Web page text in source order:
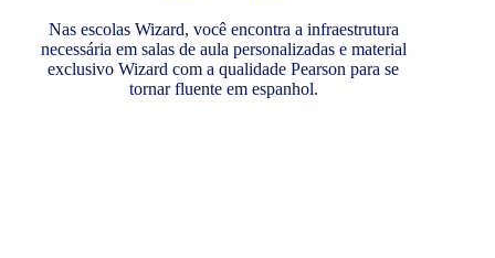
Nas escolas Wizard, você encontra a infraestrutura
necessária em salas de aula personalizadas e material
exclusivo Wizard com a qualidade Pearson para se
tornar fluente em espanhol.